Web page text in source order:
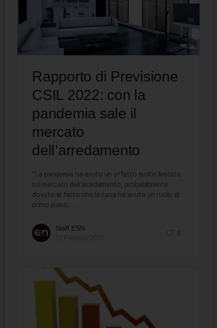
Rapporto di Previsione
CSIL 2022: con la
pandemia sale il
mercato
dell’arredamento
“La pandemia ha avuto un effetto molto limitato
sul mercato dell’arredamento, probabilmente
dovuto al fatto che la casa ha avuto un ruolo di
primo piano,…
Staff ESN
0